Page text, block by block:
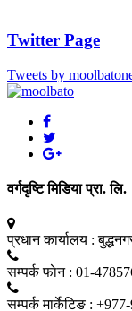
Twitter Page
Tweets by
वर्गदृष्टि मिडिया प्रा. लि.
प्रधान कार्यालय :
सम्पर्क फाेन : 01-
सम्पर्क मार्केटिङ :